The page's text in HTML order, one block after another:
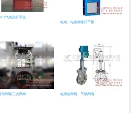
气动推杆平板..
电动、电液动推杆平板..
闸阀(三次风阀.. 电液动闸阀、平板闸阀..